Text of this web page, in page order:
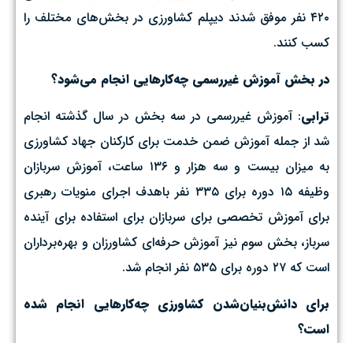
۴۲۰ نفر موفق شدند دیپلم کشاورزی در بخش‌های مختلف را
کسب کنند.
در بخش آموزش غیررسمی چه‌کارهایی انجام می‌شود؟
ترابی: آموزش غیررسمی در سه بخش در سال گذشته انجام
شد از جمله آموزش ضمن خدمت برای کارکنان جهاد کشاورزی
به میزان بیست و سه هزار و ۱۳۶ ساعت، آموزش سربازان
وظیفه ۱۵ دوره برای ۳۳۵ نفر باهدف اجرای منویات رهبری
برای آموزش تخصصی برای سربازان برای استفاده برای آینده
سرباز، بخش سوم نیز آموزش حرفه‌ای کشاورزان و بهره‌برداران
است که ۲۷ دوره برای ۵۳۵ نفر انجام شد.
برای دانش‌بنیان‌شدن کشاورزی چه‌کارهایی انجام شده
است؟